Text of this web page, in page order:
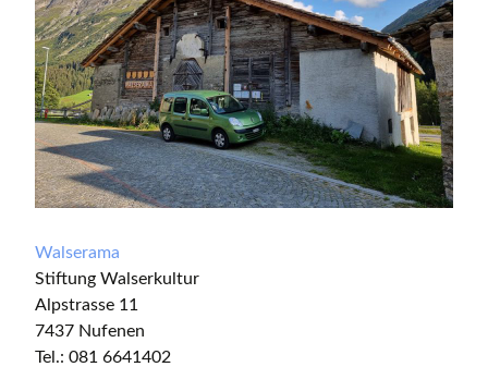
Walserama
Stiftung Walserkultur
Alpstrasse 11
7437 Nufenen
Tel.: 081 6641402